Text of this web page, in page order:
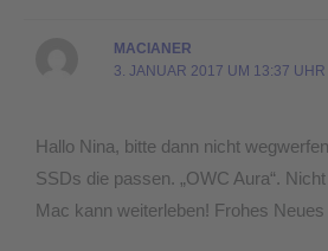
MACIANER
3. JANUAR 2017 UM 13:37 UHR
Hallo Nina, bitte dann nicht
SSDs die passen. „OWC Aura“.
Mac kann weiterleben! Frohes Neues